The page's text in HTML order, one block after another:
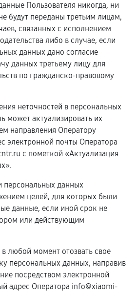
Пользователя никогда, ни
будут переданы третьим лицам,
связанных с исполнением
либо в случае, если
данных дано согласие
данных третьему лицу для
по гражданско-правовому
неточностей в персональных
может актуализировать их
направления Оператору
электронной почты Оператора
с пометкой «Актуализация
персональных данных
целей, для которых были
данные, если иной срок не
или действующим
любой момент отозвать свое
персональных данных, направив
посредством электронной
адрес Оператора info@xiaomi-